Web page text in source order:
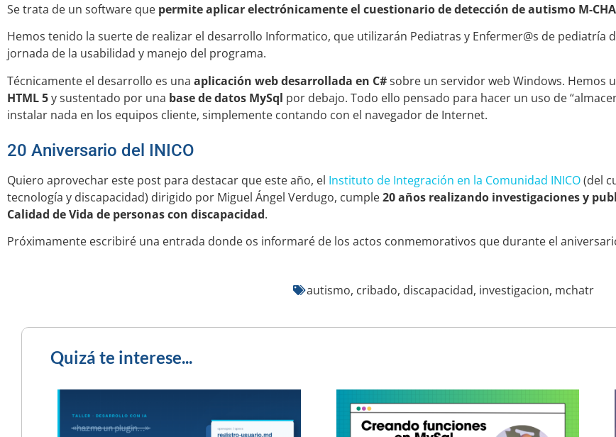
Se trata de un software que permite aplicar electrónicamente el cuestionario de detección de autismo M-
Hemos tenido la suerte de realizar el desarrollo Informatico, que utilizarán Pediatras y Enfermer@s de pediatría
jornada de la usabilidad y manejo del programa.
Técnicamente el desarrollo es una aplicación web desarrollada en C#sobre un servidor web Windows. Hemos
HTML 5y sustentado por una base de datos MySql por debajo. Todo ello pensado para hacer un uso de
instalar nada en los equipos cliente, simplemente contando con el navegador de Internet.
20 Aniversario del INICO
Quiero aprovechar este post para destacar que este año, el Instituto de Integración en la Comunidad INICO(del
tecnología y discapacidad) dirigido por Miguel Ángel Verdugo, cumple20 años realizando investigaciones y
Calidad de Vida de personas con discapacidad.
Próximamente escribiré una entrada donde os informaré de los actos conmemorativos que durante el
autismo, cribado, discapacidad, investigacion, mchatr
Quizá te interese...